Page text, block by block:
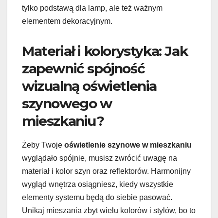
tylko podstawą dla lamp, ale też ważnym
elementem dekoracyjnym.
Materiał i kolorystyka: Jak
zapewnić spójność
wizualną oświetlenia
szynowego w
mieszkaniu?
Żeby Twoje oświetlenie szynowe w mieszkaniu
wyglądało spójnie, musisz zwrócić uwagę na
materiał i kolor szyn oraz reflektorów. Harmonijny
wygląd wnętrza osiągniesz, kiedy wszystkie
elementy systemu będą do siebie pasować.
Unikaj mieszania zbyt wielu kolorów i stylów, bo to